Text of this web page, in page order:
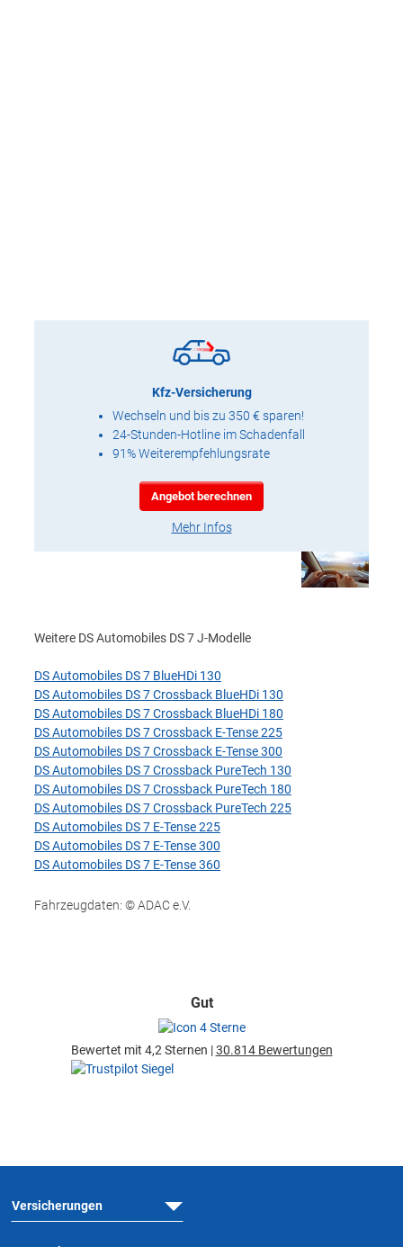
Kfz-Versicherung
Wechseln und bis zu 350 € sparen!
24-Stunden-Hotline im Schadenfall
91% Weiterempfehlungsrate
Angebot berechnen
Mehr Infos
Weitere DS Automobiles DS 7 J-Modelle
DS Automobiles DS 7 BlueHDi 130
DS Automobiles DS 7 Crossback BlueHDi 130
DS Automobiles DS 7 Crossback BlueHDi 180
DS Automobiles DS 7 Crossback E-Tense 225
DS Automobiles DS 7 Crossback E-Tense 300
DS Automobiles DS 7 Crossback PureTech 130
DS Automobiles DS 7 Crossback PureTech 180
DS Automobiles DS 7 Crossback PureTech 225
DS Automobiles DS 7 E-Tense 225
DS Automobiles DS 7 E-Tense 300
DS Automobiles DS 7 E-Tense 360
Fahrzeugdaten: © ADAC e.V.
Gut
Bewertet mit 4,2 Sternen |30.814 Bewertungen
Versicherungen